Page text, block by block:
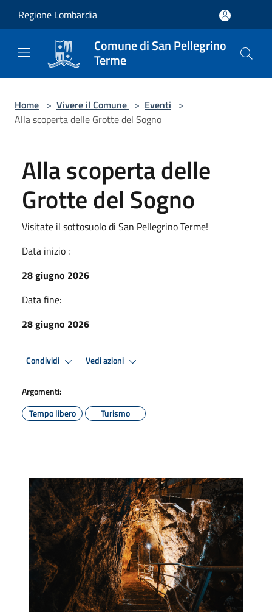
Regione Lombardia
Comune di San Pellegrino
Terme
Home > Vivere il Comune > Eventi >
Alla scoperta delle Grotte del Sogno
Alla scoperta delle
Grotte del Sogno
Visitate il sottosuolo di San Pellegrino Terme!
Data inizio :
28 giugno 2026
Data fine:
28 giugno 2026
Condividi Vedi azioni
Argomenti:
Tempo libero
Turismo